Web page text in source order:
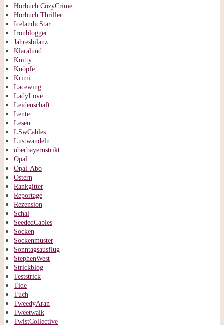
Hörbuch CozyCrime
Hörbuch Thriller
IcelandicStar
Ironblogger
Jahresbilanz
Klaralund
Knitty
Knöpfe
Krimi
Lacewing
LadyLove
Leidenschaft
Lente
Lesen
LSwCables
Lustwandeln
oberbayernstrikt
Opal
Opal-Abo
Ostern
Rankgitter
Reportage
Rezension
Schal
SeededCables
Socken
Sockenmuster
Sonntagsausflug
StephenWest
Strickblog
Teststrick
Tide
Tuch
TweedyAran
Tweetwalk
TwistCollective